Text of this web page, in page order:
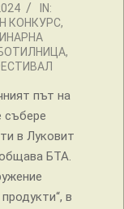
IN:
КОНКУРС,
,
път на
събере
в Луковит
БТА.
в